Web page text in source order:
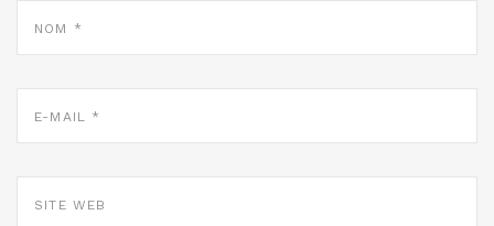
MAIL
WEB